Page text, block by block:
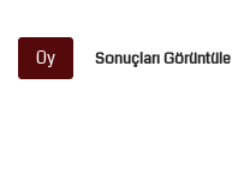
Oy Sonuçları Görüntüle